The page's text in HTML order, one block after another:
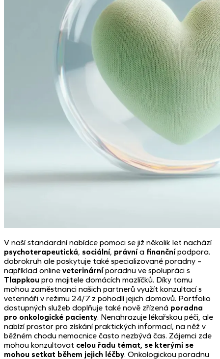
V naší standardní nabídce pomoci se již několik let nachází
psychoterapeutická, sociální, právnía finančnípodpora.
dobrokruh ale poskytuje také specializované poradny –
například online veterinárníporadnu ve spolupráci s
Tlappkou pro majitele domácích mazlíčků. Díky tomu
mohou zaměstnanci našich partnerů využít konzultací s
veterináři v režimu 24/7 z pohodlí jejich domovů. Portfolio
dostupných služeb doplňuje také nově zřízená poradna
pro onkologické pacienty. Nenahrazuje lékařskou péči, ale
nabízí prostor pro získání praktických informací, na něž v
běžném chodu nemocnice často nezbývá čas. Zájemci zde
mohou konzultovat celou řadu témat, se kterými se
mohou setkat během jejich léčby. Onkologickou poradnu